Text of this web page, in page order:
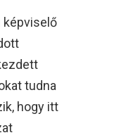
képviselő
tudna
hogy itt